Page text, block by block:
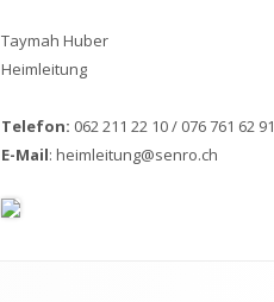
Taymah Huber
Heimleitung
Telefon: 062 211 22 10 / 076 761 62 91
E-Mail: heimleitung@senro.ch